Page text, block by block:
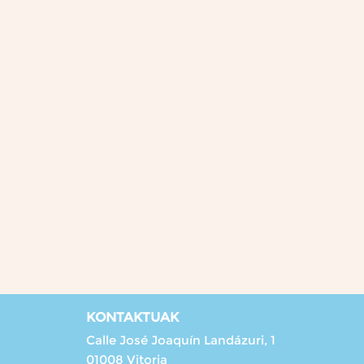
KONTAKTUAK
Calle José Joaquín Landázuri, 1
01008 Vitoria